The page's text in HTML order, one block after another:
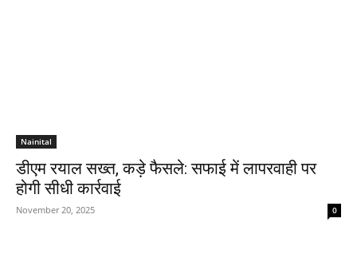
Nainital
डीएम रयाल सख्त, कड़े फैसले: सफाई में लापरवाही पर
होगी सीधी कार्रवाई
November 20, 2025 0